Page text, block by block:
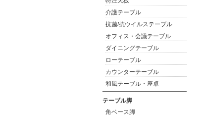
介護テーブル
抗菌/抗ウイルステーブル
オフィス・会議テーブル
ダイニングテーブル
ローテーブル
カウンターテーブル
和風テーブル・座卓
テーブル脚
角ベース脚